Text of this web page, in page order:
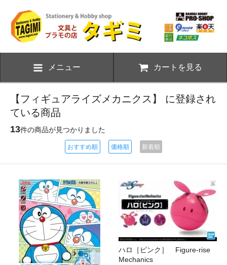
メニュー カートを見る
【フィギュアライズメカニクス】 に登録され
ている商品
13件の商品が見つかりました
おすすめ順 価格順 新着順
ハロ［ピンク］ Figure-rise
Mechanics